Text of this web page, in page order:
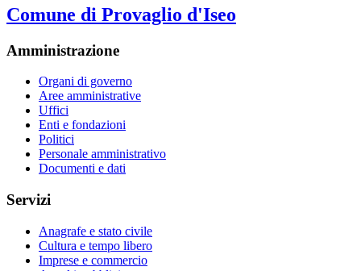
Comune di Provaglio d'Iseo
Amministrazione
Organi di governo
Aree amministrative
Uffici
Enti e fondazioni
Politici
Personale amministrativo
Documenti e dati
Servizi
Anagrafe e stato civile
Cultura e tempo libero
Imprese e commercio